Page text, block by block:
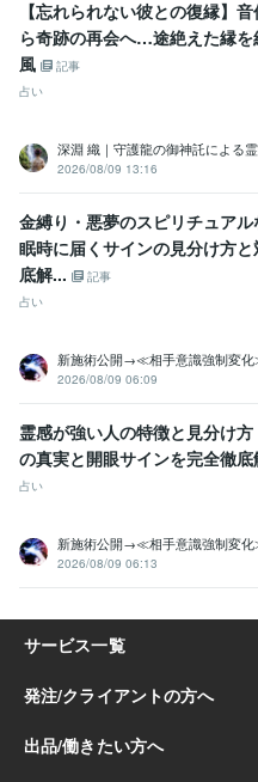
【忘れられない彼との復縁】
ら奇跡の再会へ…途絶えた縁
風
記事
占い
深淵 織｜守護龍の御神託による
2026/08/09 13:16
金縛り・悪夢のスピリチュア
眠時に届くサインの見分け方
底解...
記事
占い
新施術公開→≪相手意識強制変
2026/08/09 06:09
霊感が強い人の特徴と見分け
の真実と開眼サインを完全徹底
占い
新施術公開→≪相手意識強制変
2026/08/09 06:13